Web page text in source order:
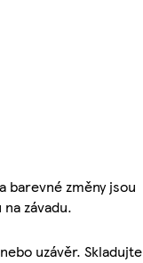
barevné změny jsou
závadu.
uzávěr. Skladujte